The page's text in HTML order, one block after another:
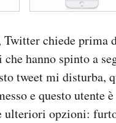
Twitter chiede
hanno spinto a
tweet mi disturba,
e questo utente
ulteriori opzioni: